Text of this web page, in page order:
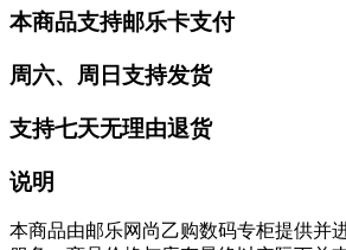
本商品支持邮乐卡支付
周六、周日支持发货
支持七天无理由退货
说明
本商品由邮乐网尚乙购数码专柜提供并